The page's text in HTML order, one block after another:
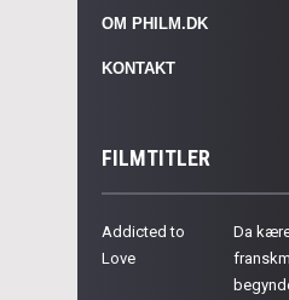
OM PHILM.DK
KONTAKT
FILMTITLER
Addicted to
Love
Da